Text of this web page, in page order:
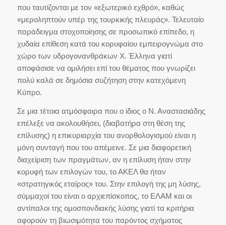
που ταυτίζονται με τον «εξωτερικό εχθρό», καθώς
«μεροληπτούν υπέρ της τουρκικής πλευράς». Τελευταίο
παράδειγμα στοχοποίησης σε προσωπικό επίπεδο, η
χυδαία επίθεση κατά του κορυφαίου εμπειρογνώμα στο
χώρο των υδρογονανθράκων Χ. Έλληνα γιατί
αποφάσισε να ομιλήσει επί του θέματος που γνωρίζει
πολύ καλά σε δημόσια συζήτηση στην κατεχόμενη
Κύπρο.
Σε μια τέτοια ατμόσφαιρα που ο ίδιος ο Ν. Αναστασιάδης
επέλεξε να ακολουθήσει, (διαβατήρα στη θέση της
επίλυσης) η επικυριαρχία του ανορθολογισμού είναι η
μόνη συνταγή που του απέμεινε. Σε μια διαφορετική
διαχείριση των πραγμάτων, αν η επίλυση ήταν στην
κορυφή των επιλογών του, το ΑΚΕΛ θα ήταν
«στρατηγικός εταίρος» του. Στην επιλογή της μη λύσης,
σύμμαχοί του είναι ο αρχιεπίσκοπος, το ΕΛΑΜ και οι
αντίπαλοι της ομοσπονδιακής λύσης γιατί τα κριτήρια
αφορούν τη βιωσιμότητα του παρόντος σχήματος